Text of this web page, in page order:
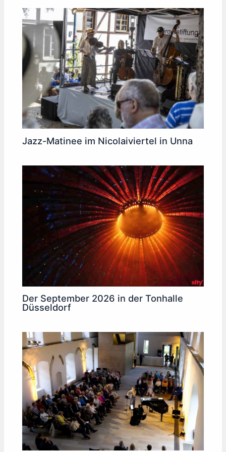
Jazz-Matinee im Nicolaiviertel in Unna
Der September 2026 in der Tonhalle
Düsseldorf